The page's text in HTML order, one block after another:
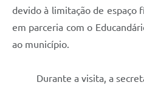
devido à limitação de espaço
em parceria com o
ao município.
Durante a visita, a